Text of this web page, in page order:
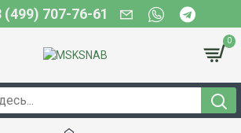
(499) 707-76-61
0